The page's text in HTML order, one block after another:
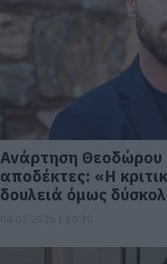
Ανάρτηση Θεοδώρου
αποδέκτες: «Η
δουλειά όμως